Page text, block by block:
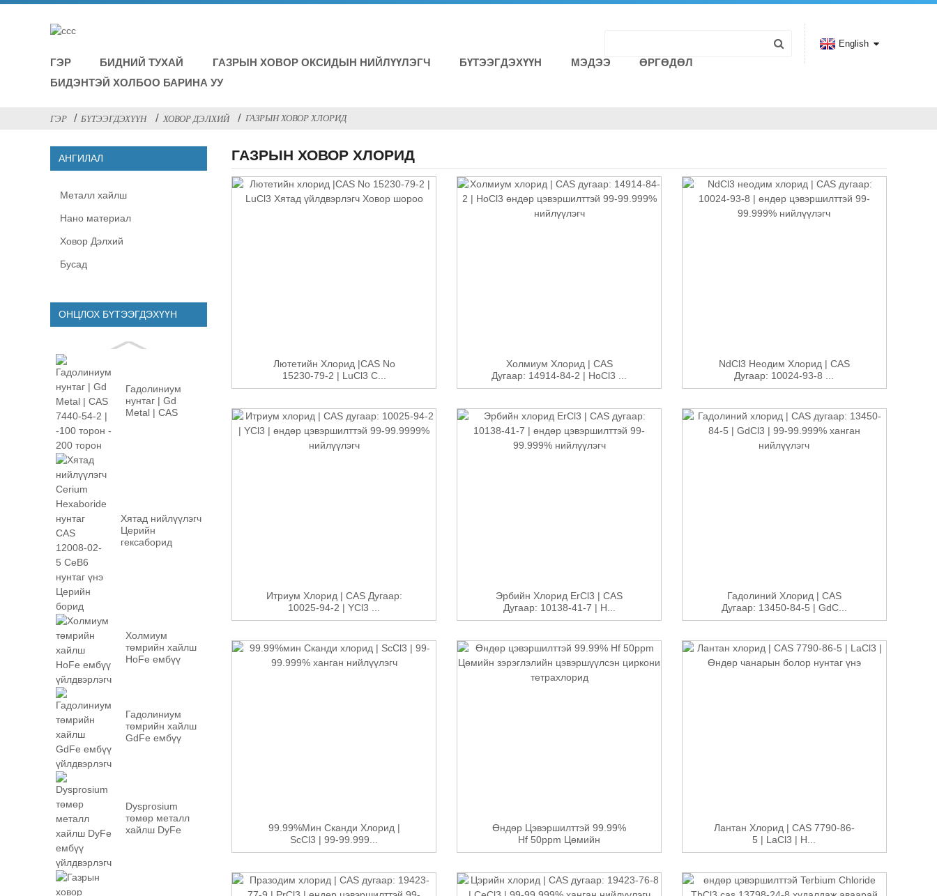
ГЭР БИДНИЙ ТУХАЙ ГАЗРЫН ХОВОР ОКСИДЫН НИЙЛҮҮЛЭГЧ БҮТЭЭГДЭХҮҮН МЭДЭЭ
ӨРГӨДӨЛ
БИДЭНТЭЙ ХОЛБОО БАРИНА УУ
English
ГЭР БҮТЭЭГДЭХҮҮН ХОВОР ДЭЛХИЙ ГАЗРЫН ХОВОР ХЛОРИД
АНГИЛАЛ
Металл хайлш
Нано материал
Ховор Дэлхий
Бусад
ОНЦЛОХ БҮТЭЭГДЭХҮҮН
Гадолиниум
нунтаг | Gd
Metal | CAS
Хятад нийлүүлэгч
Церийн
гексаборид
Холмиум
төмрийн хайлш
HoFe ембүү
Гадолиниум
төмрийн хайлш
GdFe ембүү
Dysprosium
төмөр металл
хайлш DyFe
ГАЗРЫН ХОВОР ХЛОРИД
Лютетийн Хлорид |CAS No
15230-79-2 | LuCl3 C...
Холмиум Хлорид | CAS
Дугаар: 14914-84-2 | HoCl3 ...
NdCl3 Неодим Хлорид | CAS
Дугаар: 10024-93-8 ...
Итриум Хлорид | CAS Дугаар:
10025-94-2 | YCl3 ...
Эрбийн Хлорид ErCl3 | CAS
Дугаар: 10138-41-7 | H...
Гадолиний Хлорид | CAS
Дугаар: 13450-84-5 | GdC...
99.99%мин Сканди Хлорид |
ScCl3 | 99-99.999...
Өндөр Цэвэршилттэй 99.99%
Hf 50ppm Цөмийн
Цэвэршүүлсэн...
Лантан Хлорид | CAS 7790-86-
5 | LaCl3 | H...